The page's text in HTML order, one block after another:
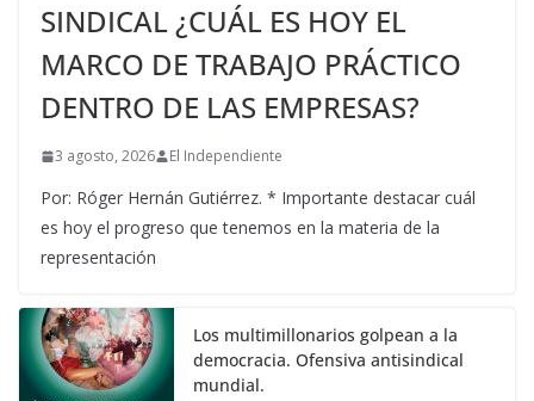
SINDICAL ¿CUÁL ES HOY EL
MARCO DE TRABAJO PRÁCTICO
DENTRO DE LAS EMPRESAS?
3 agosto, 2026 El Independiente
Por: Róger Hernán Gutiérrez. * Importante destacar cuál
es hoy el progreso que tenemos en la materia de la
representación
Los multimillonarios golpean a la
democracia. Ofensiva antisindical
mundial.